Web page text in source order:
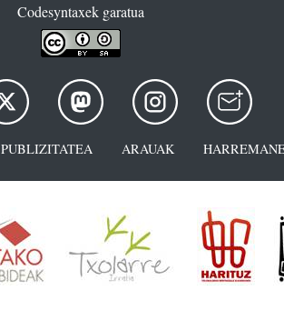
Codesyntaxek garatua
PUBLIZITATEA ARAUAK